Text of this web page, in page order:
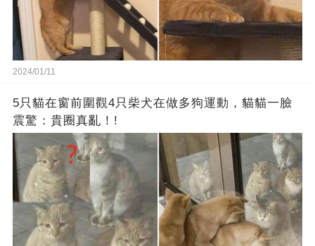
2024/01/11
5只貓在窗前圍觀4只柴犬在做多狗運動，貓貓一臉
震驚：貴圈真亂！!